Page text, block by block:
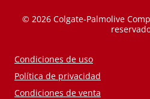
© 2026 Colgate-Palmolive
Condiciones de uso
Política de privacidad
Condiciones de venta